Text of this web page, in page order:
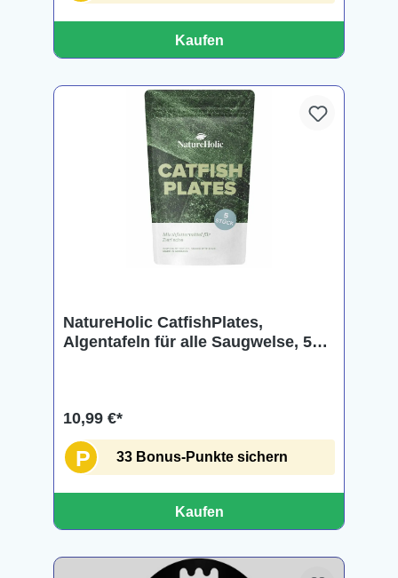
Kaufen
NatureHolic CatfishPlates,
Algentafeln für alle Saugwelse, 5
10,99 €*
P 33 Bonus-Punkte sichern
Kaufen